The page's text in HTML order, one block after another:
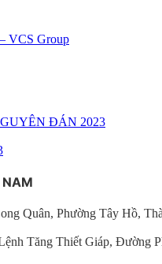
VCS Group
ĐÁN 2023
NAM
Quân, Phường Tây Hồ,
Tăng Thiết Giáp, Đường